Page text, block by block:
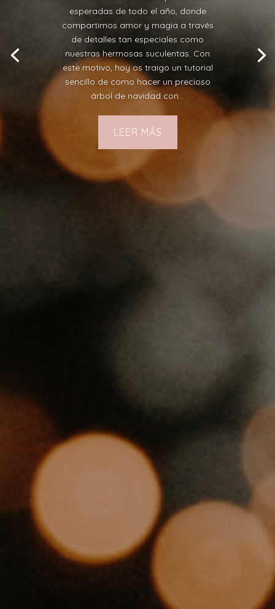
esperadas de todo el año, donde
compartimos amor y magia a través
de detalles tan especiales como
nuestras hermosas suculentas. Con
este motivo, hoy os traigo un tutorial
sencillo de como hacer un precioso
árbol de navidad con...
LEER MÁS